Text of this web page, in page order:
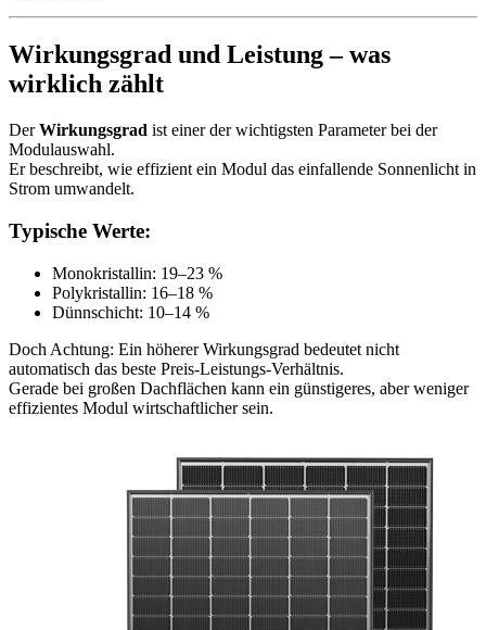
Wirkungsgrad und Leistung – was
wirklich zählt
DerWirkungsgrad ist einer der wichtigsten Parameter bei der
Modulauswahl.
Er beschreibt, wie effizient ein Modul das einfallende Sonnenlicht in
Strom umwandelt.
Typische Werte:
Monokristallin: 19–23 %
Polykristallin: 16–18 %
Dünnschicht: 10–14 %
Doch Achtung: Ein höherer Wirkungsgrad bedeutet nicht
automatisch das beste Preis-Leistungs-Verhältnis.
Gerade bei großen Dachflächen kann ein günstigeres, aber weniger
effizientes Modul wirtschaftlicher sein.